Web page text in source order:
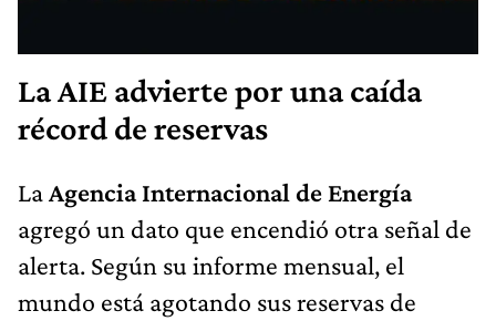
La AIE advierte por una caída
récord de reservas
LaAgencia Internacional de Energía
agregó un dato que encendió otra señal de
alerta. Según su informe mensual, el
mundo está agotando sus reservas de